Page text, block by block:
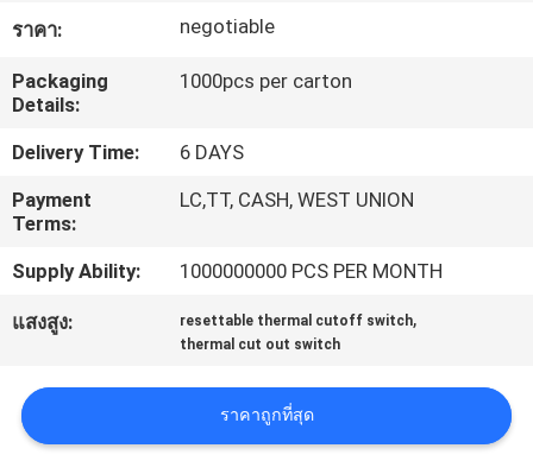
เกี่ยว
กับ
เรา
ทัวร์
โรงงาน
ควบคุม
คุณภาพ
ราคา: negotiable
Packaging
Details:
1000pcs per carton
Delivery Time:
6 DAYS
Payment
Terms:
LC,TT, CASH, WEST UNION
Supply Ability: 1000000000 PCS PER MONTH
แสงสูง: resettable thermal cutoff switch,
thermal cut out switch
ราคาถูกที่สุด